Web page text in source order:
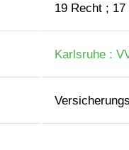
19 Recht ;
Karlsruhe :